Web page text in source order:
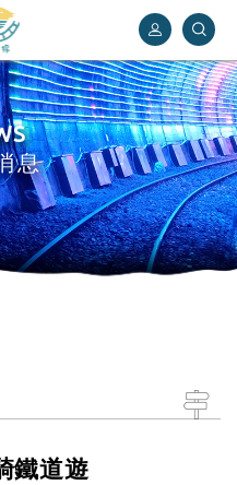
深澳鐵道自行車
息
鐵道遊